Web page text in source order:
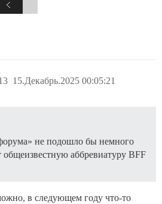
15.Декабрь.2025 00:05:21
не подошло бы немного
общеизвестную аббревиатуру BFF
в следующем году что-то